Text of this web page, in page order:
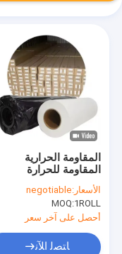
المقاومة الحرارية
المقاومة للحرارة
المقاومة للحرارة
70GSM 64 بوصة الورق
النقل للطباعة التخفيض
الأسعار:negotiable
MOQ:1ROLL
أحصل على آخر سعر
ﺎﺘﺼﻟ ﺍﻶﻧ